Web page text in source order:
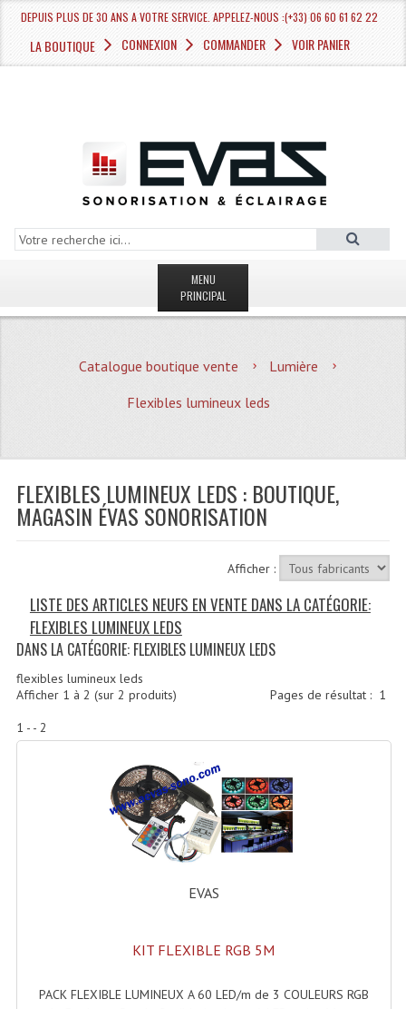
DEPUIS PLUS DE 30 ANS A VOTRE SERVICE. APPELEZ-NOUS :(+33) 06 60 61 62 22
LA BOUTIQUE CONNEXION COMMANDER VOIR PANIER
MENU
PRINCIPAL
MAGASIN
Quoi De Neuf?
Plan Acces, Horaires.
Location De Matériel
Recevoir Nos Promotions
CATÉGORIES
Sonorisation
Accessoires Pieds Cellules Diamants
Accessoires Enceintes
Accessoires Micro, Pieds De Régie
Cellule (s)
Catalogue boutique vente
Lumière
Flexibles lumineux leds
FLEXIBLES LUMINEUX LEDS : BOUTIQUE,
MAGASIN ÉVAS SONORISATION
Afficher :
LISTE DES ARTICLES NEUFS EN VENTE DANS LA CATÉGORIE:
FLEXIBLES LUMINEUX LEDS
DANS LA CATÉGORIE: FLEXIBLES LUMINEUX LEDS
flexibles lumineux leds
Pages de résultat : 1
Afficher 1 à 2 (sur 2 produits)
1 - - 2
EVAS
KIT FLEXIBLE RGB 5M
PACK FLEXIBLE LUMINEUX A 60 LED/m de 3 COULEURS RGB